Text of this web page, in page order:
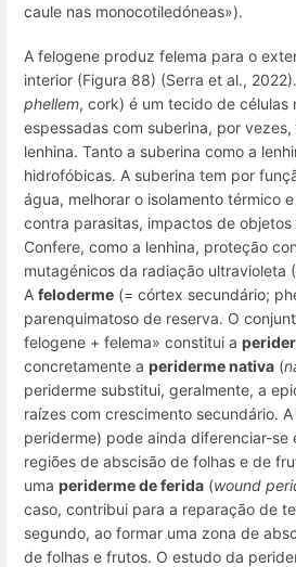
caule nas monocotiledóneas»).
A felogene produz felema para o
interior (Figura 88) (Serra et al.,
phellem, cork) é um tecido de células
espessadas com suberina, por
lenhina. Tanto a suberina como a
hidrofóbicas. A suberina tem por
água, melhorar o isolamento térmico
contra parasitas, impactos de objetos
Confere, como a lenhina, proteção
mutagénicos da radiação ultravioleta
A feloderme (= córtex secundário;
parenquimatoso de reserva. O
felogene + felema» constitui a
concretamente a periderme nativa (
periderme substitui, geralmente, a
raízes com crescimento secundário.
periderme) pode ainda diferenciar-se
regiões de abscisão de folhas e de
uma periderme de ferida (wound
caso, contribui para a reparação de
segundo, ao formar uma zona de
de folhas e frutos. O estudo da